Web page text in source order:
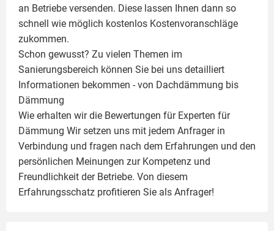
an Betriebe versenden. Diese lassen Ihnen dann so
schnell wie möglich kostenlos Kostenvoranschläge
zukommen.
Schon gewusst? Zu vielen Themen im
Sanierungsbereich können Sie bei uns detailliert
Informationen bekommen - von Dachdämmung bis
Dämmung
Wie erhalten wir die Bewertungen für Experten für
Dämmung Wir setzen uns mit jedem Anfrager in
Verbindung und fragen nach dem Erfahrungen und den
persönlichen Meinungen zur Kompetenz und
Freundlichkeit der Betriebe. Von diesem
Erfahrungsschatz profitieren Sie als Anfrager!